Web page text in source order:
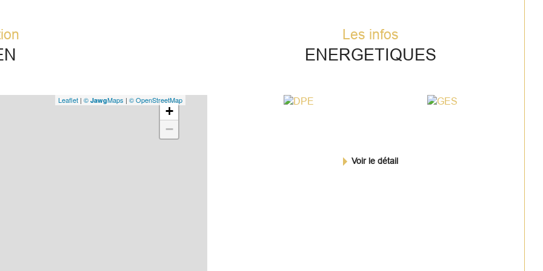
+
−
Leaflet |©JawgMaps |© OpenStreetMap
Les infos
ENERGETIQUES
Voir le détail